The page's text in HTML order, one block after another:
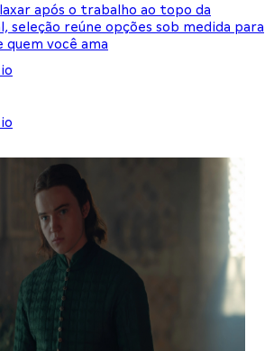
após o trabalho ao topo da
seleção reúne opções sob medida para
você ama